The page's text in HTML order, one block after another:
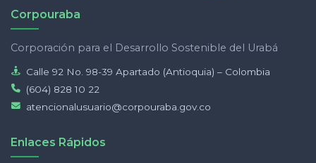
Corpouraba
Corporación para el Desarrollo Sostenible del Urabá
Calle 92 No. 98-39 Apartado (Antioquia) – Colombia
(604) 828 10 22
atencionalusuario@corpouraba.gov.co
Enlaces Rápidos